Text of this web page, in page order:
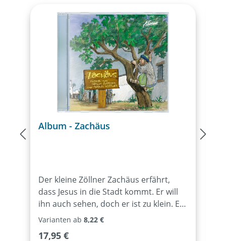
Album - Zachäus
Der kleine Zöllner Zachäus erfährt,
dass Jesus in die Stadt kommt. Er will
ihn auch sehen, doch er ist zu klein. Er
klettert deshalb auf einen
Varianten ab 8,22 €
Regulärer Preis:
17,95 €